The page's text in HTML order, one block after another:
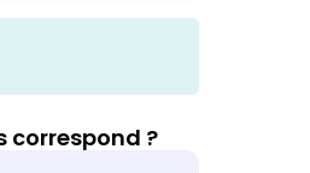
correspond ?